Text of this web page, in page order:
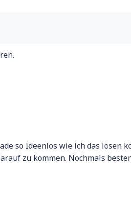
so Ideenlos wie ich das lösen
zu kommen. Nochmals